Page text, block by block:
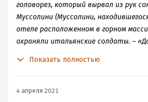
головорез, который вырвал из рук
Муссолини (Муссолини,
отеле расположенном в горном
охраняли итальянские солдаты. –
осложнений я в первую очередь
Показать полностью
4 апреля 2021